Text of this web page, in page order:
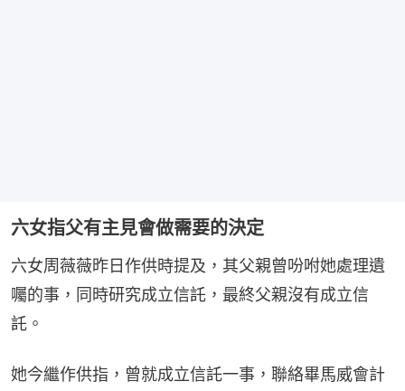
六女指父有主見會做需要的決定
六女周薇薇昨日作供時提及，其父親曾吩咐她處理遺
囑的事，同時研究成立信託，最終父親沒有成立信
託。
她今繼作供指，曾就成立信託一事，聯絡畢馬威會計